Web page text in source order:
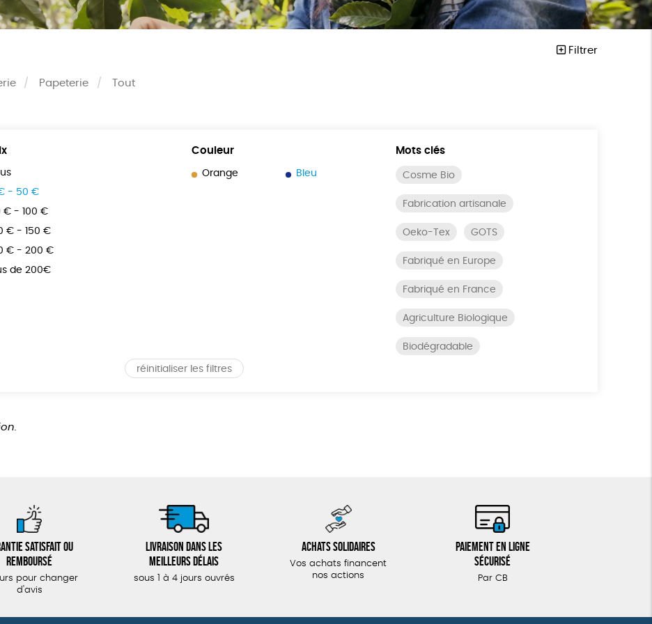
Filtrer
Papeterie Tout
- 50 €
€ - 100 €
€ - 150 €
€ - 200 €
de 200€
Couleur
Orange Bleu
Mots clés
Cosme Bio
Fabrication artisanale
Oeko-Tex GOTS
Fabriqué en Europe
Fabriqué en France
Agriculture Biologique
Biodégradable
réinitialiser les filtres
satisfait ou
remboursé
pour changer
d'avis
Livraison dans les
meilleurs délais
sous 1 à 4 jours ouvrés
Achats solidaires
Vos achats financent
nos actions
Paiement en ligne
sécurisé
Par CB